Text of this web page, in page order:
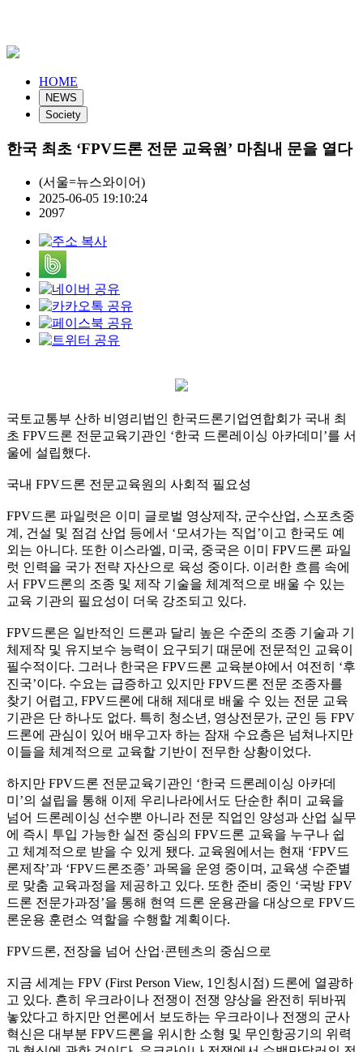
HOME
NEWS
Society
한국 최초 ‘FPV드론 전문 교육원’ 마침내 문을 열다
(서울=뉴스와이어)
2025-06-05 19:10:24
2097
국토교통부 산하 비영리법인 한국드론기업연합회가 국내 최
초 FPV드론 전문교육기관인 ‘한국 드론레이싱 아카데미’를 서
울에 설립했다.
국내 FPV드론 전문교육원의 사회적 필요성
FPV드론 파일럿은 이미 글로벌 영상제작, 군수산업, 스포츠중
계, 건설 및 점검 산업 등에서 ‘모셔가는 직업’이고 한국도 예
외는 아니다. 또한 이스라엘, 미국, 중국은 이미 FPV드론 파일
럿 인력을 국가 전략 자산으로 육성 중이다. 이러한 흐름 속에
서 FPV드론의 조종 및 제작 기술을 체계적으로 배울 수 있는
교육 기관의 필요성이 더욱 강조되고 있다.
FPV드론은 일반적인 드론과 달리 높은 수준의 조종 기술과 기
체제작 및 유지보수 능력이 요구되기 때문에 전문적인 교육이
필수적이다. 그러나 한국은 FPV드론 교육분야에서 여전히 ‘후
진국’이다. 수요는 급증하고 있지만 FPV드론 전문 조종자를
찾기 어렵고, FPV드론에 대해 제대로 배울 수 있는 전문 교육
기관은 단 하나도 없다. 특히 청소년, 영상전문가, 군인 등 FPV
드론에 관심이 있어 배우고자 하는 잠재 수요층은 넘쳐나지만
이들을 체계적으로 교육할 기반이 전무한 상황이었다.
하지만 FPV드론 전문교육기관인 ‘한국 드론레이싱 아카데
미’의 설립을 통해 이제 우리나라에서도 단순한 취미 교육을
넘어 드론레이싱 선수뿐 아니라 전문 직업인 양성과 산업 실무
에 즉시 투입 가능한 실전 중심의 FPV드론 교육을 누구나 쉽
고 체계적으로 받을 수 있게 됐다. 교육원에서는 현재 ‘FPV드
론제작’과 ‘FPV드론조종’ 과목을 운영 중이며, 교육생 수준별
로 맞춤 교육과정을 제공하고 있다. 또한 준비 중인 ‘국방 FPV
드론 전문가과정’을 통해 현역 드론 운용관을 대상으로 FPV드
론운용 훈련소 역할을 수행할 계획이다.
FPV드론, 전장을 넘어 산업·콘텐츠의 중심으로
지금 세계는 FPV (First Person View, 1인칭시점) 드론에 열광하
고 있다. 흔히 우크라이나 전쟁이 전쟁 양상을 완전히 뒤바꿔
놓았다고 하지만 언론에서 보도하는 우크라이나 전쟁의 군사
혁신은 대부분 FPV드론을 위시한 소형 및 무인항공기의 위력